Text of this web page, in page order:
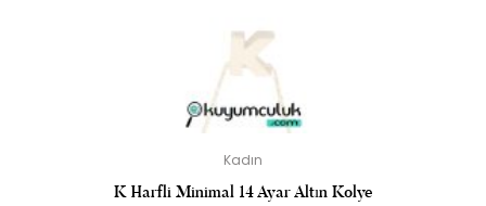
Kadın
K Harfli Minimal 14 Ayar Altın Kolye